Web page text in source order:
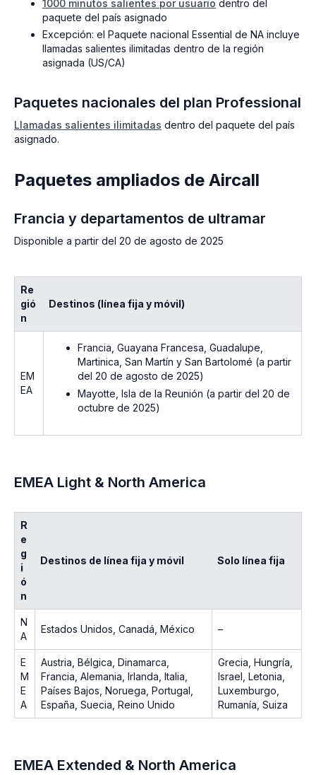
1000 minutos salientes por usuario dentro del
paquete del país asignado
Excepción: el Paquete nacional Essential de NA incluye
llamadas salientes ilimitadas dentro de la región
asignada (US/CA)
Paquetes nacionales del plan Professional
Llamadas salientes ilimitadas dentro del paquete del país
asignado.
Paquetes ampliados de Aircall
Francia y departamentos de ultramar
Disponible a partir del 20 de agosto de 2025
Re
gió
n
Destinos (línea fija y móvil)
EM
EA
Francia, Guayana Francesa, Guadalupe,
Martinica, San Martín y San Bartolomé (a partir
del 20 de agosto de 2025)
Mayotte, Isla de la Reunión (a partir del 20 de
octubre de 2025)
EMEA Light & North America
R
e
g
i
ó
n
Destinos de línea fija y móvil Solo línea fija
N
A
Estados Unidos, Canadá, México –
E
M
E
A
Austria, Bélgica, Dinamarca,
Francia, Alemania, Irlanda, Italia,
Países Bajos, Noruega, Portugal,
España, Suecia, Reino Unido
Grecia, Hungría,
Israel, Letonia,
Luxemburgo,
Rumanía, Suiza
EMEA Extended & North America